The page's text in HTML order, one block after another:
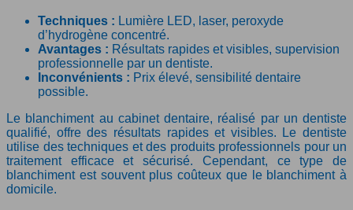
Techniques : Lumière LED, laser, peroxyde
d’hydrogène concentré.
Avantages : Résultats rapides et visibles, supervision
professionnelle par un dentiste.
Inconvénients : Prix élevé, sensibilité dentaire
possible.
Le blanchiment au cabinet dentaire, réalisé par un dentiste
qualifié, offre des résultats rapides et visibles. Le dentiste
utilise des techniques et des produits professionnels pour un
traitement efficace et sécurisé. Cependant, ce type de
blanchiment est souvent plus coûteux que le blanchiment à
domicile.